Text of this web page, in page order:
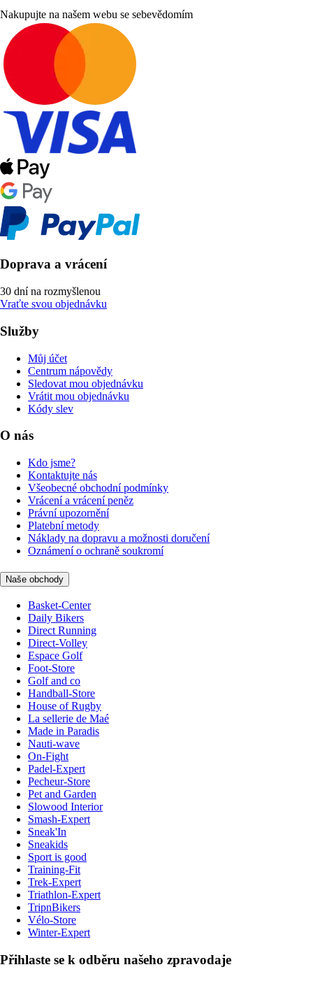
Nakupujte na našem webu se sebevědomím
Doprava a vrácení
30 dní na rozmyšlenou
Vraťte svou objednávku
Služby
Můj účet
Centrum nápovědy
Sledovat mou objednávku
Vrátit mou objednávku
Kódy slev
O nás
Kdo jsme?
Kontaktujte nás
Všeobecné obchodní podmínky
Vrácení a vrácení peněz
Právní upozornění
Platební metody
Náklady na dopravu a možnosti doručení
Oznámení o ochraně soukromí
Naše obchody
Basket-Center
Daily Bikers
Direct Running
Direct-Volley
Espace Golf
Foot-Store
Golf and co
Handball-Store
House of Rugby
La sellerie de Maé
Made in Paradis
Nauti-wave
On-Fight
Padel-Expert
Pecheur-Store
Pet and Garden
Slowood Interior
Smash-Expert
Sneak'In
Sneakids
Sport is good
Training-Fit
Trek-Expert
Triathlon-Expert
TripnBikers
Vélo-Store
Winter-Expert
Přihlaste se k odběru našeho zpravodaje